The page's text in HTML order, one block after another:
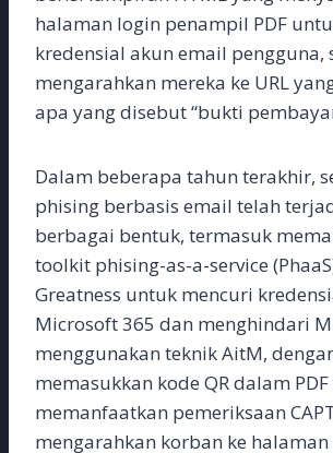
halaman login penampil PDF
kredensial akun email pengguna,
mengarahkan mereka ke URL
apa yang disebut “bukti
Dalam beberapa tahun terakhir,
phising berbasis email telah
berbagai bentuk, termasuk
toolkit phising-as-a-service
Greatness untuk mencuri
Microsoft 365 dan menghindari
menggunakan teknik AitM,
memasukkan kode QR dalam
memanfaatkan pemeriksaan
mengarahkan korban ke